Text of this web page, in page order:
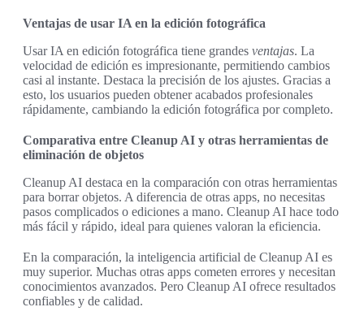
Ventajas de usar IA en la edición fotográfica
Usar IA en edición fotográfica tiene grandes ventajas. La
velocidad de edición es impresionante, permitiendo cambios
casi al instante. Destaca la precisión de los ajustes. Gracias a
esto, los usuarios pueden obtener acabados profesionales
rápidamente, cambiando la edición fotográfica por completo.
Comparativa entre Cleanup AI y otras herramientas de
eliminación de objetos
Cleanup AI destaca en la comparación con otras herramientas
para borrar objetos. A diferencia de otras apps, no necesitas
pasos complicados o ediciones a mano. Cleanup AI hace todo
más fácil y rápido, ideal para quienes valoran la eficiencia.
En la comparación, la inteligencia artificial de Cleanup AI es
muy superior. Muchas otras apps cometen errores y necesitan
conocimientos avanzados. Pero Cleanup AI ofrece resultados
confiables y de calidad.